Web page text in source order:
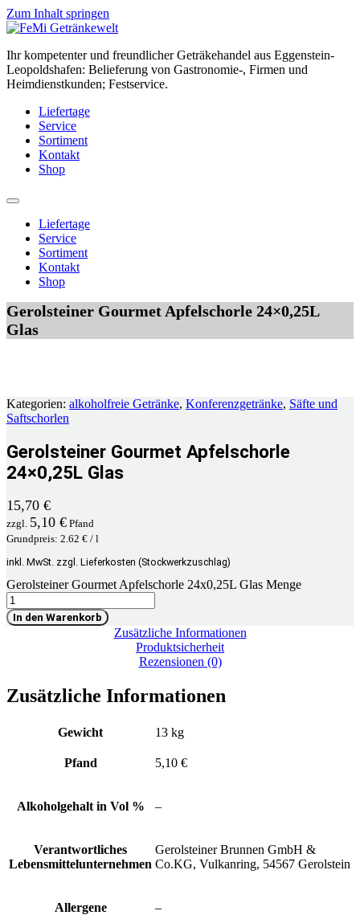
Zum Inhalt springen
Ihr kompetenter und freundlicher Geträkehandel aus Eggenstein-
Leopoldshafen: Belieferung von Gastronomie-, Firmen und
Heimdienstkunden; Festservice.
Liefertage
Service
Sortiment
Kontakt
Shop
Liefertage
Service
Sortiment
Kontakt
Shop
Gerolsteiner Gourmet Apfelschorle 24×0,25L
Glas
Kategorien: alkoholfreie Getränke, Konferenzgetränke, Säfte und
Saftschorlen
Gerolsteiner Gourmet Apfelschorle
24×0,25L Glas
15,70 €
zzgl. 5,10 € Pfand
Grundpreis: 2.62 € / l
inkl. MwSt. zzgl. Lieferkosten (Stockwerkzuschlag)
Gerolsteiner Gourmet Apfelschorle 24x0,25L Glas Menge
In den Warenkorb
Zusätzliche Informationen
Produktsicherheit
Rezensionen (0)
Zusätzliche Informationen
Gewicht 13 kg
Pfand 5,10 €
Alkoholgehalt in Vol % –
Verantwortliches
Lebensmittelunternehmen
Gerolsteiner Brunnen GmbH &
Co.KG, Vulkanring, 54567 Gerolstein
Allergene –